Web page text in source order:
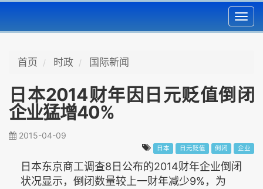
首页 时政 国际新闻
日本2014财年因日元贬值倒闭
企业猛增40%
2015-04-09
日本 日元贬值 倒闭 企业
日本东京商工调查8日公布的2014财年企业倒闭
状况显示，倒闭数量较上一财年减少9%，为